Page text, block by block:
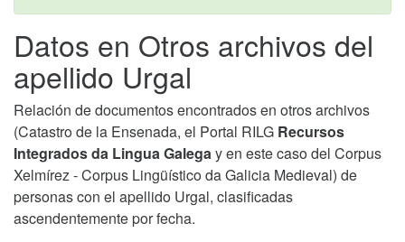
Datos en Otros archivos del
apellido Urgal
Relación de documentos encontrados en otros archivos
(Catastro de la Ensenada, el Portal RILG Recursos
Integrados da Lingua Galega y en este caso del Corpus
Xelmírez - Corpus Lingüístico da Galicia Medieval) de
personas con el apellido Urgal, clasificadas
ascendentemente por fecha.